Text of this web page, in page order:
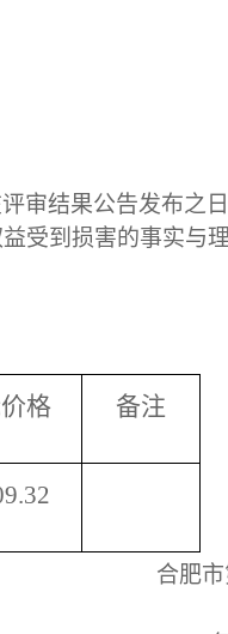
审结果公告发布之
受到损害的事实与
格 备注
合肥